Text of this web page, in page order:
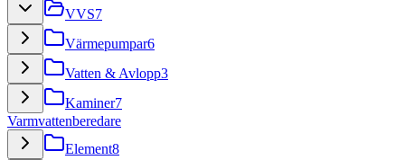
VVS7
Värmepumpar6
Vatten & Avlopp3
Kaminer7
Varmvattenberedare
Element8